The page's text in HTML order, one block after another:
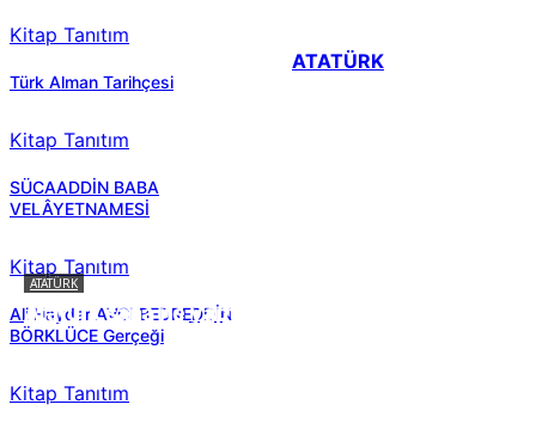
Kitap Tanıtım
Türk Alman Tarihçesi
Kitap Tanıtım
SÜCAADDİN BABA
VELÂYETNAMESİ
Kitap Tanıtım
Ali Haydar AVCI BEDREDDİN
BÖRKLÜCE Gerçeği
Kitap Tanıtım
ATATÜRK
ATATÜRK
Atatürk sana ne yaptı?